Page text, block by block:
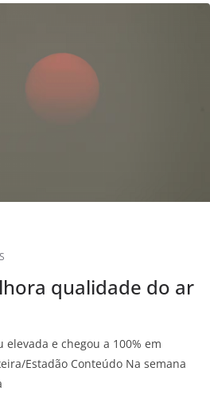
qualidade do ar
e chegou a 100% em
Estadão Conteúdo Na semana